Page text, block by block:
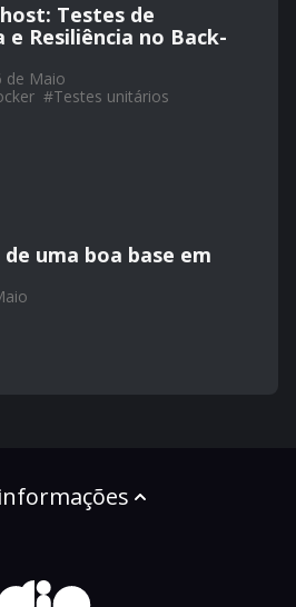
Testes de
Resiliência no Back-
de Maio
#Testes unitários
uma boa base em